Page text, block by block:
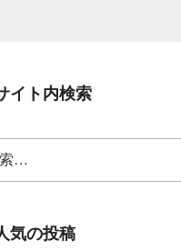
イト内検索
気の投稿